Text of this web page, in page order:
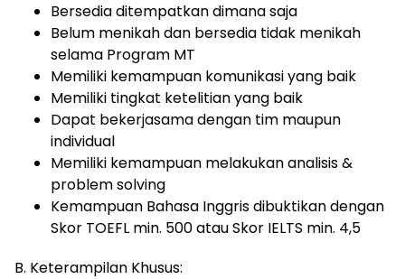
Bersedia ditempatkan dimana saja
Belum menikah dan bersedia tidak menikah
selama Program MT
Memiliki kemampuan komunikasi yang baik
Memiliki tingkat ketelitian yang baik
Dapat bekerjasama dengan tim maupun
individual
Memiliki kemampuan melakukan analisis &
problem solving
Kemampuan Bahasa Inggris dibuktikan dengan
Skor TOEFL min. 500 atau Skor IELTS min. 4,5
B. Keterampilan Khusus: